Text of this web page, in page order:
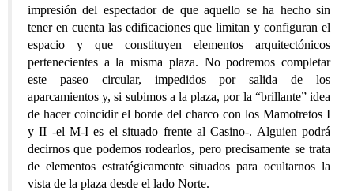
impresión del espectador de que aquello se ha hecho sin
tener en cuenta las edificaciones que limitan y configuran el
espacio y que constituyen elementos arquitectónicos
pertenecientes a la misma plaza. No podremos completar
este paseo circular, impedidos por salida de los
aparcamientos y, si subimos a la plaza, por la “brillante” idea
de hacer coincidir el borde del charco con los Mamotretos I
y II -el M-I es el situado frente al Casino-. Alguien podrá
decirnos que podemos rodearlos, pero precisamente se trata
de elementos estratégicamente situados para ocultarnos la
vista de la plaza desde el lado Norte.